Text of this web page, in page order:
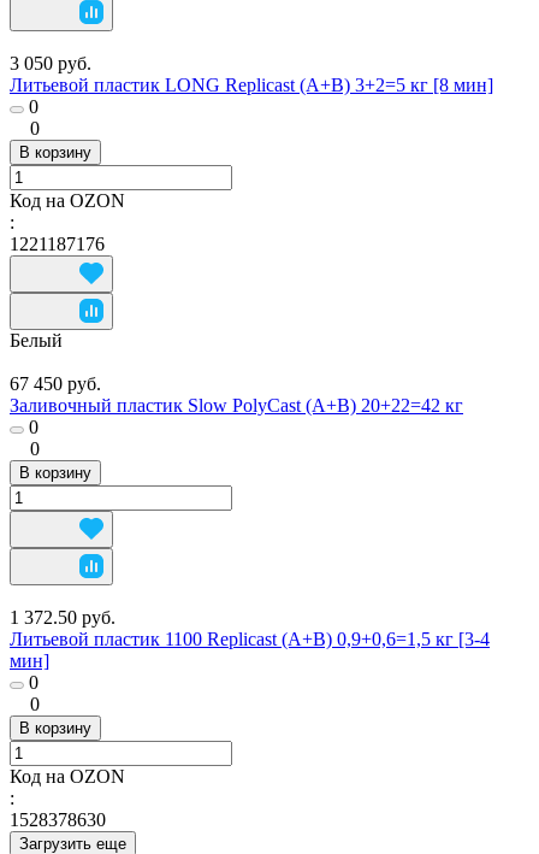
3 050 руб.
Литьевой пластик LONG Replicast (А+В) 3+2=5 кг [8 мин]
0
0
В корзину
Код на OZON
:
1221187176
Белый
67 450 руб.
Заливочный пластик Slow PolyCast (А+В) 20+22=42 кг
0
0
В корзину
1 372.50 руб.
Литьевой пластик 1100 Replicast (А+В) 0,9+0,6=1,5 кг [3-4
мин]
0
0
В корзину
Код на OZON
:
1528378630
Загрузить еще